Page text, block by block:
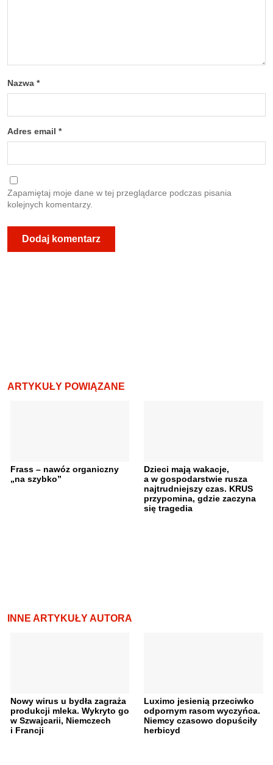
Nazwa *
Adres email *
Zapamiętaj moje dane w tej przeglądarce podczas pisania
kolejnych komentarzy.
ARTYKUŁY POWIĄZANE
Frass – nawóz organiczny
„na szybko”
Dzieci mają wakacje,
a w gospodarstwie rusza
najtrudniejszy czas. KRUS
przypomina, gdzie zaczyna
się tragedia
INNE ARTYKUŁY AUTORA
Nowy wirus u bydła zagraża
produkcji mleka. Wykryto go
w Szwajcarii, Niemczech
i Francji
Luximo jesienią przeciwko
odpornym rasom wyczyńca.
Niemcy czasowo dopuściły
herbicyd